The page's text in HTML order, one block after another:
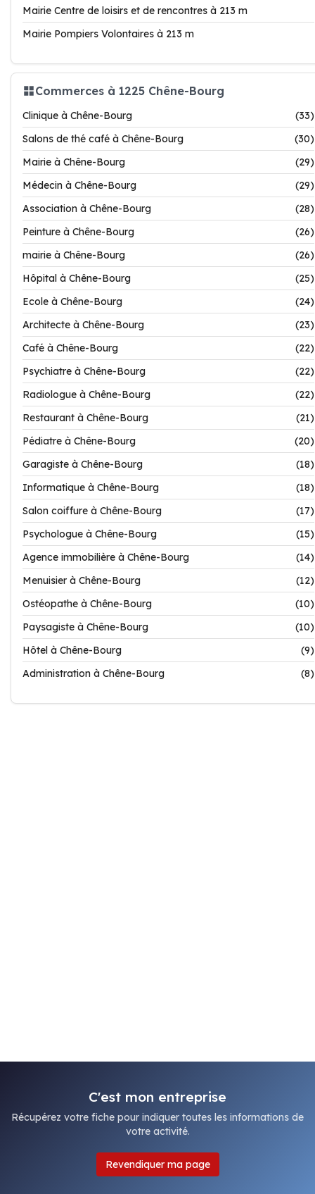
Mairie Centre de loisirs et de rencontres à 213 m
Mairie Pompiers Volontaires à 213 m
Commerces à 1225 Chêne-Bourg
Clinique à Chêne-Bourg
(33)
Salons de thé café à Chêne-Bourg
(30)
Mairie à Chêne-Bourg
(29)
Médecin à Chêne-Bourg
(29)
Association à Chêne-Bourg
(28)
Peinture à Chêne-Bourg
(26)
mairie à Chêne-Bourg
(26)
Hôpital à Chêne-Bourg
(25)
Ecole à Chêne-Bourg
(24)
Architecte à Chêne-Bourg
(23)
Café à Chêne-Bourg
(22)
Psychiatre à Chêne-Bourg
(22)
Radiologue à Chêne-Bourg
(22)
Restaurant à Chêne-Bourg
(21)
Pédiatre à Chêne-Bourg
(20)
Garagiste à Chêne-Bourg
(18)
Informatique à Chêne-Bourg
(18)
Salon coiffure à Chêne-Bourg
(17)
Psychologue à Chêne-Bourg
(15)
Agence immobilière à Chêne-Bourg
(14)
Menuisier à Chêne-Bourg
(12)
Ostéopathe à Chêne-Bourg
(10)
Paysagiste à Chêne-Bourg
(10)
Hôtel à Chêne-Bourg
(9)
Administration à Chêne-Bourg
(8)
C'est mon entreprise
Récupérez votre fiche pour indiquer toutes les informations de
votre activité.
Revendiquer ma page